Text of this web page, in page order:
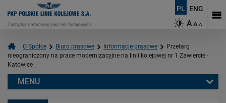
PL ENG
AAA
O Spółce Biuro prasowe Informacje prasowe
Przetarg
nieograniczony na prace modernizacyjne na linii kolejowej nr 1 Zawiercie -
Katowice
MENU